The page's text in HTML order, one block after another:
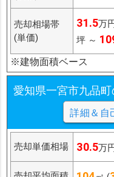
売却相場帯
(単価)
31.5万
坪 ～
※建物面積ベース
愛知県一宮市九品
詳細＆自
売却単価相場 30.5万